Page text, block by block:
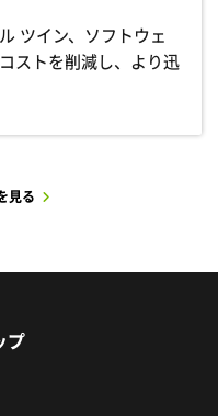
ツイン、ソフトウェ
ストを削減し、より迅
見る
を見る
見る
プ